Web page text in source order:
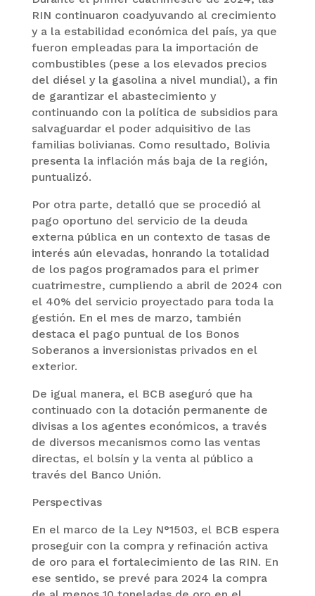
RIN continuaron coadyuvando al crecimiento
y a la estabilidad económica del país, ya que
fueron empleadas para la importación de
combustibles (pese a los elevados precios
del diésel y la gasolina a nivel mundial), a fin
de garantizar el abastecimiento y
continuando con la política de subsidios para
salvaguardar el poder adquisitivo de las
familias bolivianas. Como resultado, Bolivia
presenta la inflación más baja de la región,
puntualizó.
Por otra parte, detalló que se procedió al
pago oportuno del servicio de la deuda
externa pública en un contexto de tasas de
interés aún elevadas, honrando la totalidad
de los pagos programados para el primer
cuatrimestre, cumpliendo a abril de 2024 con
el 40% del servicio proyectado para toda la
gestión. En el mes de marzo, también
destaca el pago puntual de los Bonos
Soberanos a inversionistas privados en el
exterior.
De igual manera, el BCB aseguró que ha
continuado con la dotación permanente de
divisas a los agentes económicos, a través
de diversos mecanismos como las ventas
directas, el bolsín y la venta al público a
través del Banco Unión.
Perspectivas
En el marco de la Ley N°1503, el BCB espera
proseguir con la compra y refinación activa
de oro para el fortalecimiento de las RIN. En
ese sentido, se prevé para 2024 la compra